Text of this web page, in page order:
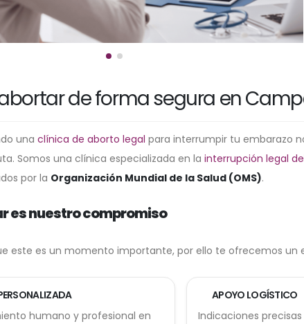
de forma segura en
una clínica de aborto legal para interrumpir tu embarazo
Somos una clínica especializada en la interrupción legal
por la Organización Mundial de la Salud (OMS).
es nuestro compromiso
este es un momento importante, por ello te ofrecemos un
humano y profesional en
APOYO LOGÍSTICO
Indicaciones